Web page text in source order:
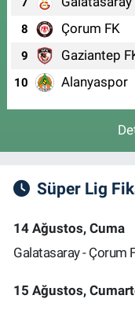
8 Çorum FK
9 Gaziantep
10 Alanyaspor
Süper Lig
14 Ağustos, Cuma
Galatasaray - Çorum
15 Ağustos,